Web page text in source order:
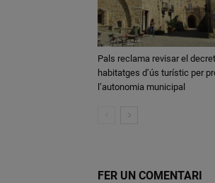
Pals reclama revisar el
habitatges d’ús turístic per
l’autonomia municipal
FER UN COMENTARI